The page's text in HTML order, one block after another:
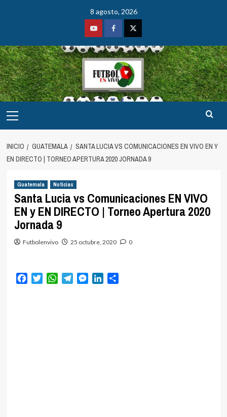
8 agosto, 2026
YoutubeFacebookTwitter
principal
INICIO GUATEMALA
SANTA LUCIA VS COMUNICACIONES EN VIVO EN Y
EN DIRECTO | TORNEO APERTURA 2020 JORNADA 9
Guatemala Noticias
Santa Lucia vs Comunicaciones EN VIVO
EN y EN DIRECTO | Torneo Apertura 2020
Jornada 9
Futbolenvivo 25 octubre, 2020 0
FacebookTwitterWhatsApp
TelegramMessenger
LinkedIn